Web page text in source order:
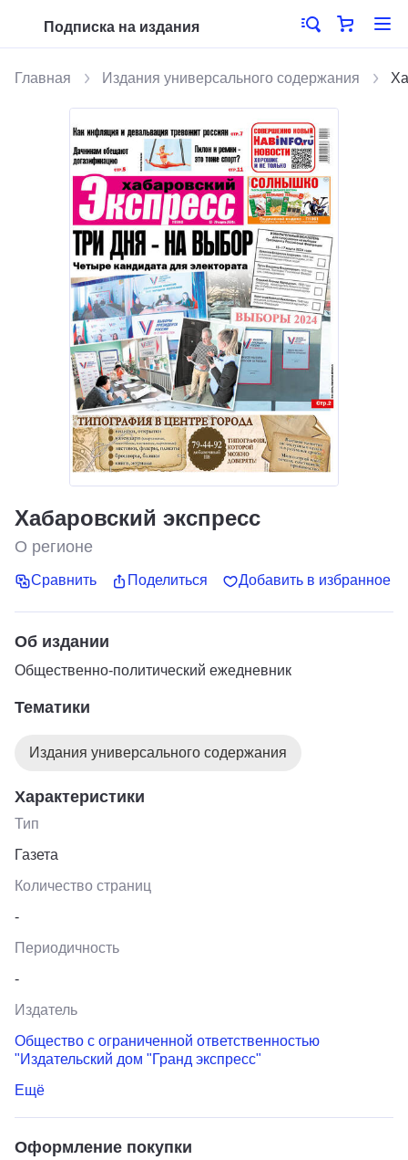
Подписка на издания
Главная Издания универсального содержания
Хабаровский экспресс
О регионе
Сравнить Поделиться Добавить в избранное
Об издании
Общественно-политический ежедневник
Тематики
Издания универсального содержания
Характеристики
Тип
Газета
Количество страниц
-
Периодичность
-
Издатель
Общество с ограниченной ответственностью
"Издательский дом "Гранд экспресс"
Ещё
Оформление покупки